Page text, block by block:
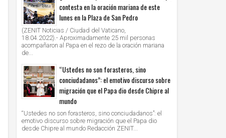
contesta en la oración mariana de este
lunes en la Plaza de San Pedro
(ZENIT Noticias / Ciudad del Vaticano,
18.04.2022).- Aproximadamente 25 mil personas
acompañaron al Papa en el rezo de la oración mariana
de...
“Ustedes no son forasteros, sino
conciudadanos”: el emotivo discurso sobre
migración que el Papa dio desde Chipre al
mundo
“Ustedes no son forasteros, sino conciudadanos”: el
emotivo discurso sobre migración que el Papa dio
desde Chipre al mundo Redacción ZENIT...